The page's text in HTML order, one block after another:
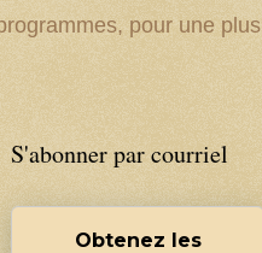
pour une plus
S'abonner par courriel
Obtenez les